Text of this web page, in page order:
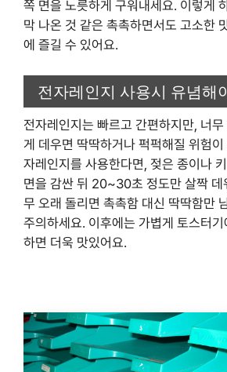
쪽 면을 노릇하게 구워내세요. 이렇게
막 나온 것 같은 촉촉하면서도 고소한
에 즐길 수 있어요.
전자레인지 사용시 유념해
전자레인지는 빠르고 간편하지만, 너
게 데우면 딱딱하거나 퍽퍽해질 위험
자레인지를 사용한다면, 젖은 종이나
면을 감싼 뒤 20~30초 정도만 살짝 데
무 오래 돌리면 촉촉함 대신 딱딱함만
주의하세요. 이후에는 가볍게 토스터
하면 더욱 맛있어요.